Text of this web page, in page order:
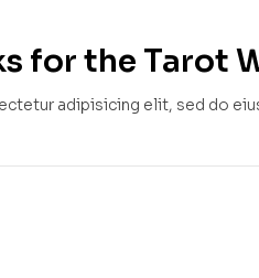
for the Tarot
adipisicing elit, sed do